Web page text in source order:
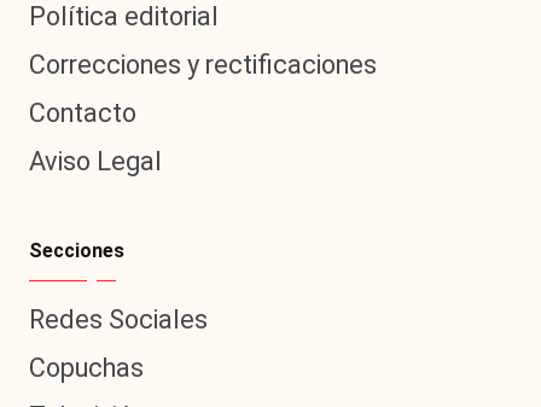
Política editorial
Correcciones y rectificaciones
Contacto
Aviso Legal
Secciones
Redes Sociales
Copuchas